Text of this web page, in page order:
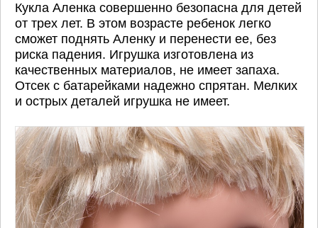
Кукла Аленка совершенно безопасна для детей
от трех лет. В этом возрасте ребенок легко
сможет поднять Аленку и перенести ее, без
риска падения. Игрушка изготовлена из
качественных материалов, не имеет запаха.
Отсек с батарейками надежно спрятан. Мелких
и острых деталей игрушка не имеет.